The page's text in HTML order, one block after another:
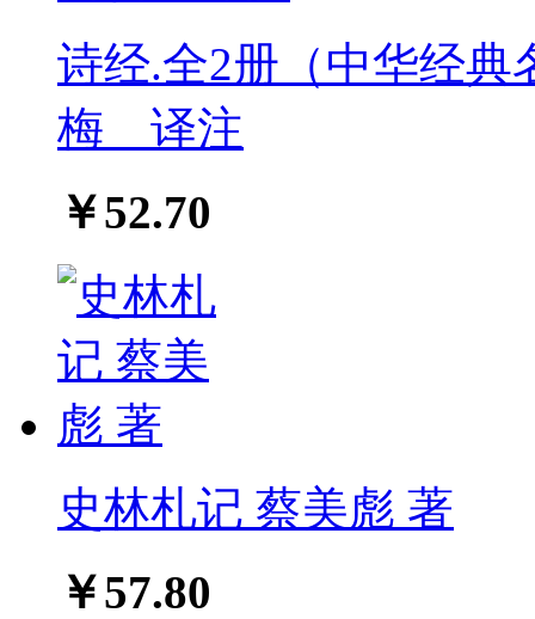
诗经.全2册（中华经典
梅 译注
￥52.70
史林札记 蔡美彪 著
￥57.80